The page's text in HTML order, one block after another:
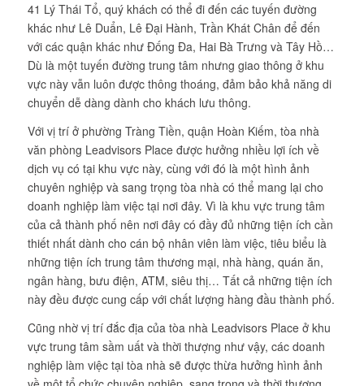
41 Lý Thái Tổ, quý khách có thể đi đến các tuyến đường
khác như Lê Duẩn, Lê Đại Hành, Trần Khát Chân để đến
với các quận khác như Đống Đa, Hai Bà Trưng và Tây Hồ…
Dù là một tuyến đường trung tâm nhưng giao thông ở khu
vực này vẫn luôn được thông thoáng, đảm bảo khả năng di
chuyển dễ dàng dành cho khách lưu thông.
Với vị trí ở phường Tràng Tiền, quận Hoàn Kiếm, tòa nhà
văn phòng Leadvisors Place được hưởng nhiều lợi ích về
dịch vụ có tại khu vực này, cùng với đó là một hình ảnh
chuyên nghiệp và sang trọng tòa nhà có thể mang lại cho
doanh nghiệp làm việc tại nơi đây. Vì là khu vực trung tâm
của cả thành phố nên nơi đây có đầy đủ những tiện ích cần
thiết nhất dành cho cán bộ nhân viên làm việc, tiêu biểu là
những tiện ích trung tâm thương mại, nhà hàng, quán ăn,
ngân hàng, bưu điện, ATM, siêu thị… Tất cả những tiện ích
này đều được cung cấp với chất lượng hàng đầu thành phố.
Cũng nhờ vị trí đắc địa của tòa nhà Leadvisors Place ở khu
vực trung tâm sầm uất và thời thượng như vậy, các doanh
nghiệp làm việc tại tòa nhà sẽ được thừa hưởng hình ảnh